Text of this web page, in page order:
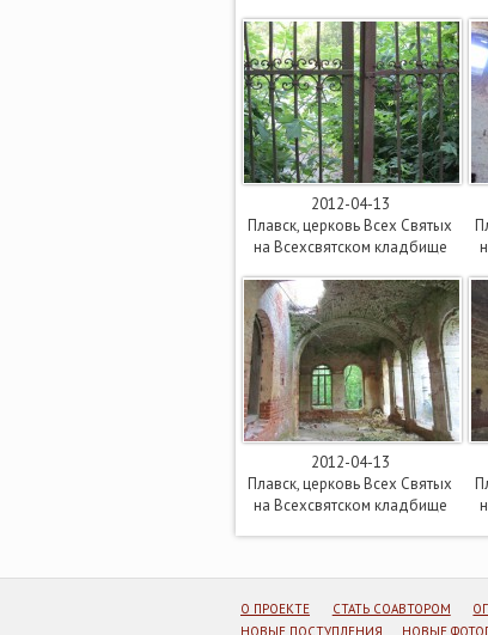
2012-04-13
Плавск, церковь Всех Святых
на Всехсвятском кладбище
2012-04-13
Плавск, церковь Всех Святых
на Всехсвятском кладбище
О ПРОЕКТЕ СТАТЬ СОАВТОРОМ
НОВЫЕ ПОСТУПЛЕНИЯ
НОВЫЕ